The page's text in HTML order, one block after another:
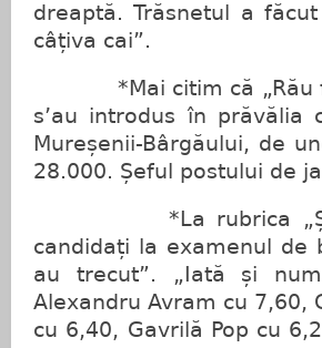
dreaptă. Trăsnetul a
câțiva cai”.
*Mai citim că „Rău
s’au introdus în prăvălia
Mureșenii-Bârgăului, de
28.000. Șeful postului de
*La rubrica „Știri
candidați la examenul de
au trecut”. „Iată și
Alexandru Avram cu 7,60,
cu 6,40, Gavrilă Pop cu